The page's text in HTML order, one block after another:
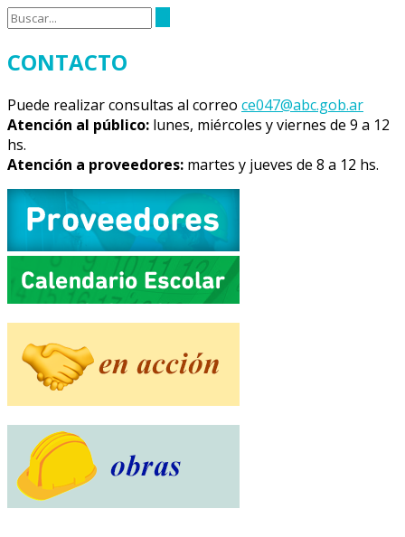
CONTACTO
Puede realizar consultas al correo ce047@abc.gob.ar
Atención al público: lunes, miércoles y viernes de 9 a 12
hs.
Atención a proveedores: martes y jueves de 8 a 12 hs.